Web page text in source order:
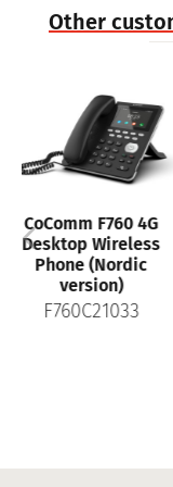
Other
4G